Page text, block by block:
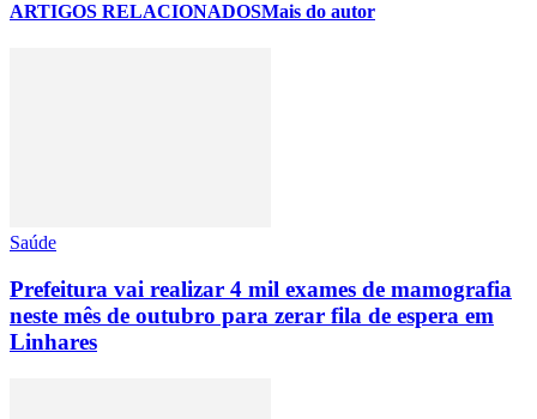
ARTIGOS RELACIONADOSMais do autor
Saúde
Prefeitura vai realizar 4 mil exames de mamografia
neste mês de outubro para zerar fila de espera em
Linhares